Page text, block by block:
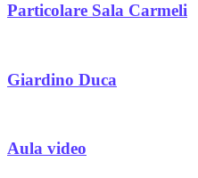
Particolare Sala Carmeli
Giardino Duca
Aula video